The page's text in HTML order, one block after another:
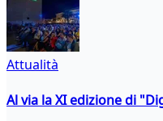
Attualità
Al via la XI edizione di